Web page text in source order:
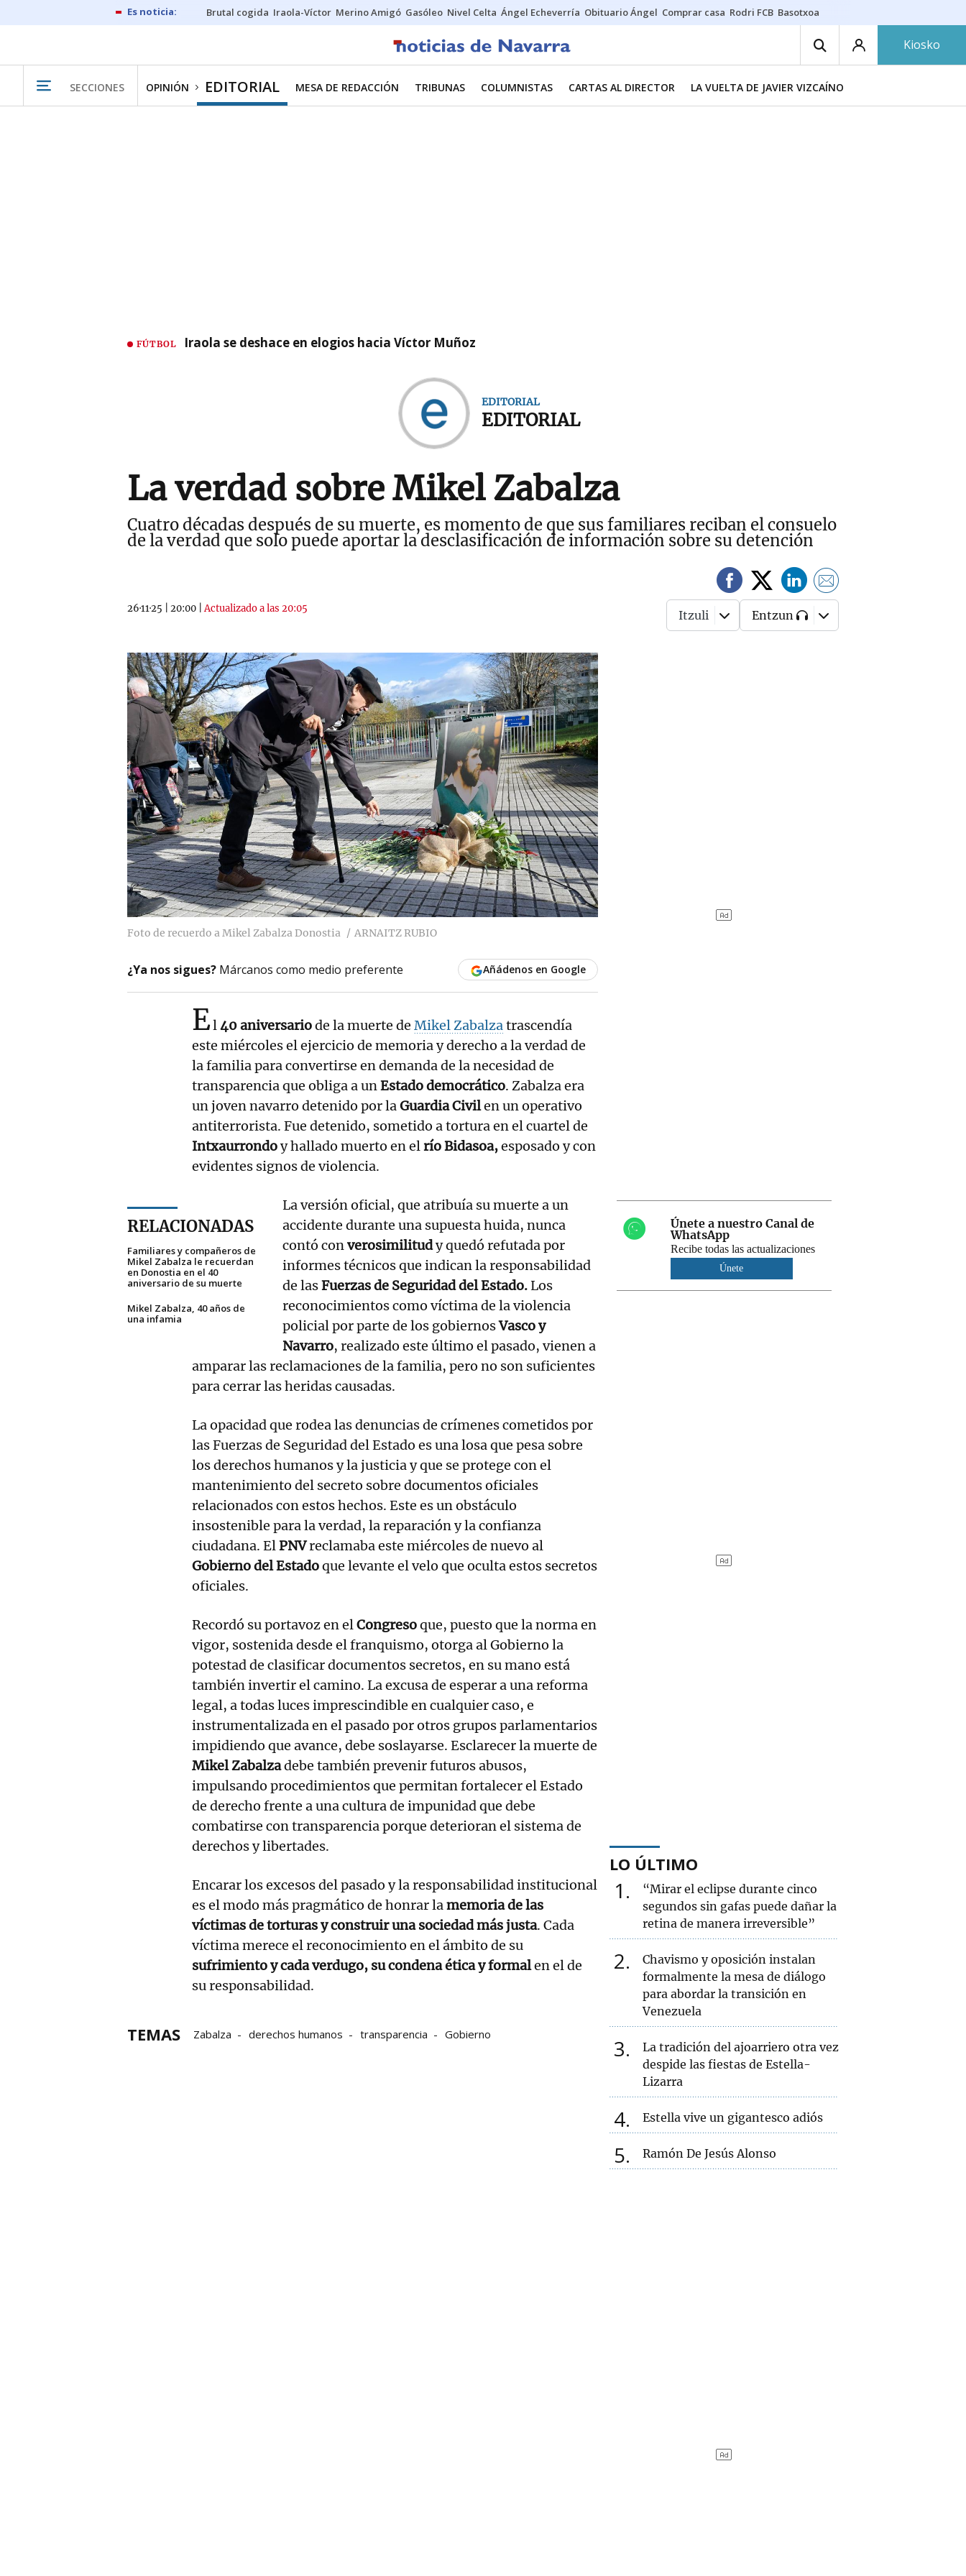
Brutal cogida Iraola-Víctor Merino Amigó Gasóleo Nivel Celta Ángel Echeverría Obituario Ángel Comprar casa Rodri FCB Basotxoa
Kiosko
SECCIONES OPINIÓN EDITORIAL MESA DE REDACCIÓN TRIBUNAS COLUMNISTAS CARTAS AL DIRECTOR LA VUELTA DE JAVIER VIZCAÍNO
FÚTBOL Iraola se deshace en elogios hacia Víctor Muñoz
EDITORIAL
EDITORIAL
La verdad sobre Mikel Zabalza
Cuatro décadas después de su muerte, es momento de que sus familiares reciban el consuelo
de la verdad que solo puede aportar la desclasificación de información sobre su detención
26·11·25 20:00 |Actualizado a las 20:05 Itzuli Entzun
Foto de recuerdo a Mikel Zabalza Donostia ARNAITZ RUBIO
¿Ya nos sigues? Márcanos como medio preferente Añádenos en Google
El40 aniversariode la muerte de Mikel Zabalzatrascendía
este miércoles el ejercicio de memoria y derecho a la verdad de
la familia para convertirse en demanda de la necesidad de
transparencia que obliga a unEstado democrático. Zabalza era
un joven navarro detenido por laGuardia Civilen un operativo
antiterrorista. Fue detenido, sometido a tortura en el cuartel de
Intxaurrondoy hallado muerto en elrío Bidasoa,esposado y con
evidentes signos de violencia.
RELACIONADAS
Familiares y compañeros de
Mikel Zabalza le recuerdan
en Donostia en el 40
aniversario de su muerte
Mikel Zabalza, 40 años de
una infamia
La versión oficial, que atribuía su muerte a un
accidente durante una supuesta huida, nunca
contó converosimilitudy quedó refutada por
informes técnicos que indican la responsabilidad
de lasFuerzas de Seguridad del Estado.​Los
reconocimientos como víctima de la violencia
policial por parte de los gobiernosVasco y
Navarro, realizado este último el pasado, vienen a
amparar las reclamaciones de la familia, pero no son suficientes
para cerrar las heridas causadas.
La opacidad que rodea las denuncias de crímenes cometidos por
las Fuerzas de Seguridad del Estado es una losa que pesa sobre
los derechos humanos y la justicia y que se protege con el
mantenimiento del secreto sobre documentos oficiales
relacionados con estos hechos. Este es un obstáculo
insostenible para la verdad, la reparación y la confianza
ciudadana. ElPNVreclamaba este miércoles de nuevo al
Gobierno del Estadoque levante el velo que oculta estos secretos
oficiales.
Recordó su portavoz en elCongresoque, puesto que la norma en
vigor, sostenida desde el franquismo, otorga al Gobierno la
potestad de clasificar documentos secretos, en su mano está
también invertir el camino. La excusa de esperar a una reforma
legal, a todas luces imprescindible en cualquier caso, e
instrumentalizada en el pasado por otros grupos parlamentarios
impidiendo que avance, debe soslayarse. Esclarecer la muerte de
Mikel Zabalzadebe también prevenir futuros abusos,
impulsando procedimientos que permitan fortalecer el Estado
de derecho frente a una cultura de impunidad que debe
combatirse con transparencia porque deterioran el sistema de
derechos y libertades.
Encarar los excesos del pasado y la responsabilidad institucional
es el modo más pragmático de honrar lamemoria de las
víctimas de torturas y construir una sociedad más justa. Cada
víctima merece el reconocimiento en el ámbito de su
sufrimiento y cada verdugo, su condena ética y formalen el de
su responsabilidad.
TEMAS Zabalza derechos humanos transparencia Gobierno
Únete a nuestro Canal de
WhatsApp
Recibe todas las actualizaciones
Únete
LO ÚLTIMO
1
“Mirar el eclipse durante cinco
segundos sin gafas puede dañar la
retina de manera irreversible”
2
Chavismo y oposición instalan
formalmente la mesa de diálogo
para abordar la transición en
Venezuela
3
La tradición del ajoarriero otra vez
despide las fiestas de Estella-
Lizarra
4 Estella vive un gigantesco adiós
5 Ramón De Jesús Alonso